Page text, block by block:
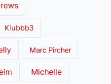
Klubbb3
Marc Pircher
Michelle